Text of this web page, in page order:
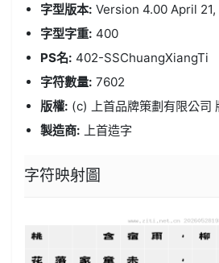
字型版本: Version 4.00 April
字型字重: 400
PS名: 402-SSChuangXiangTi
字符數量: 7602
版權: (c) 上首品牌策劃有限公司
製造商: 上首造字
字符映射圖